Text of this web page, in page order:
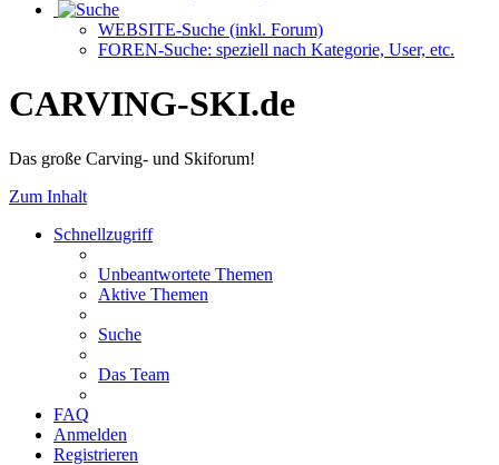
WEBSITE-Suche (inkl. Forum)
FOREN-Suche: speziell nach Kategorie, User, etc.
CARVING-SKI.de
Das große Carving- und Skiforum!
Zum Inhalt
Schnellzugriff
Unbeantwortete Themen
Aktive Themen
Suche
Das Team
FAQ
Anmelden
Registrieren